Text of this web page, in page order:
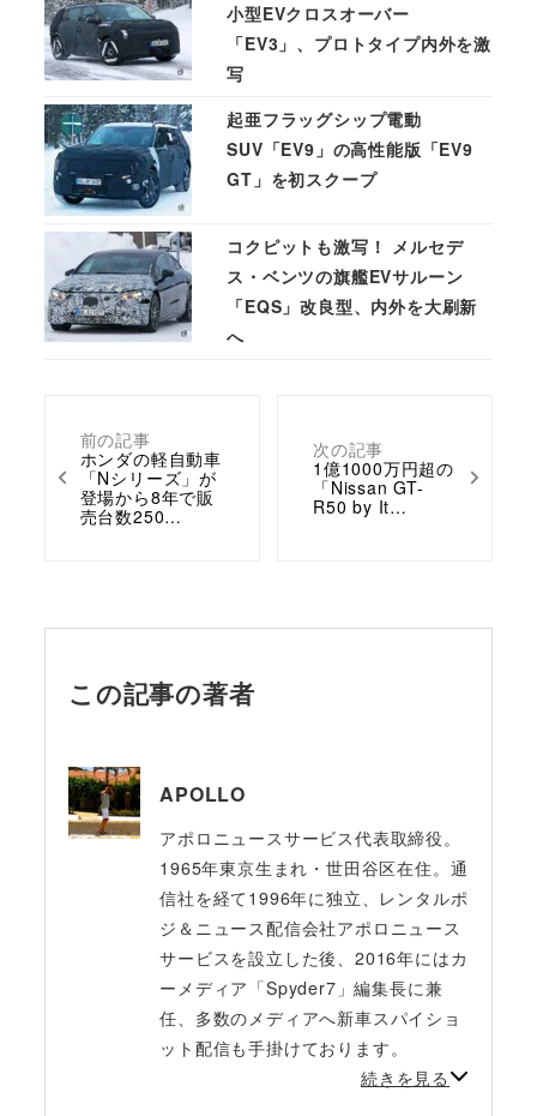
前の記事
ホンダの軽自動車
「Nシリーズ」が
登場から8年で販
売台数250…
次の記事
1億1000万円超の
「Nissan GT-
R50 by It…
小型EVクロスオーバー
「EV3」、プロトタイプ内外を激
写
起亜フラッグシップ電動
SUV「EV9」の高性能版「EV9
GT」を初スクープ
コクピットも激写！ メルセデ
ス・ベンツの旗艦EVサルーン
「EQS」改良型、内外を大刷新
へ
この記事の著者
APOLLO
アポロニュースサービス代表取締役。
1965年東京生まれ・世田谷区在住。通
信社を経て1996年に独立、レンタルポ
ジ＆ニュース配信会社アポロニュース
サービスを設立した後、2016年にはカ
ーメディア「Spyder7」編集長に兼
任、多数のメディアへ新車スパイショ
ット配信も手掛けております。
続きを見る